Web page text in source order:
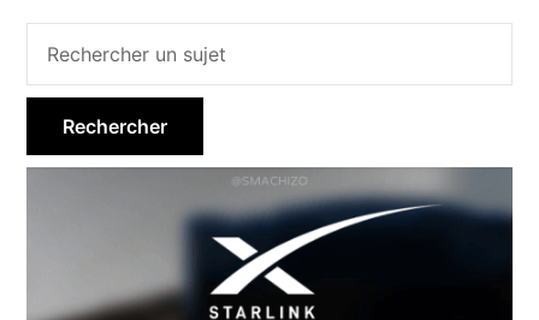
Barre
latérale
principale